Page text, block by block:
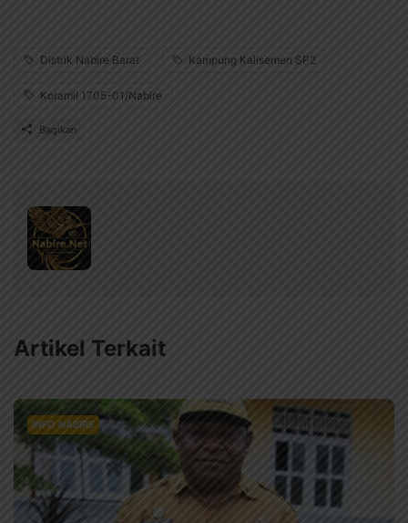
Distrik Nabire Barat Kampung Kalisemen SP2
Koramil 1705-01/Nabire
Bagikan
Artikel Terkait
INFO NABIRE